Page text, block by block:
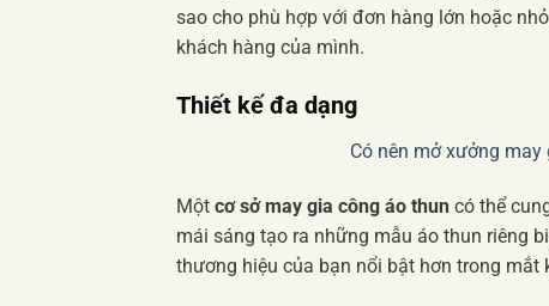
sao cho phù hợp với đơn hàng lớn hoặc
khách hàng của mình.
Thiết kế đa dạng
Có nên mở xưởng
Một cơ sở may gia công áo thun có thể
mái sáng tạo ra những mẫu áo thun riêng
thương hiệu của bạn nổi bật hơn trong